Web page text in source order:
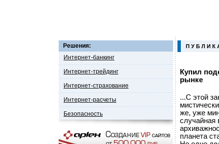
Решения:
Интернет-банкинг
Интернет-трейдинг
Интернет-страхование
Интернет-расчеты
Безопасность
П У Б Л И К
Купил
рынке
...С этой
же, уже
случайная
планета